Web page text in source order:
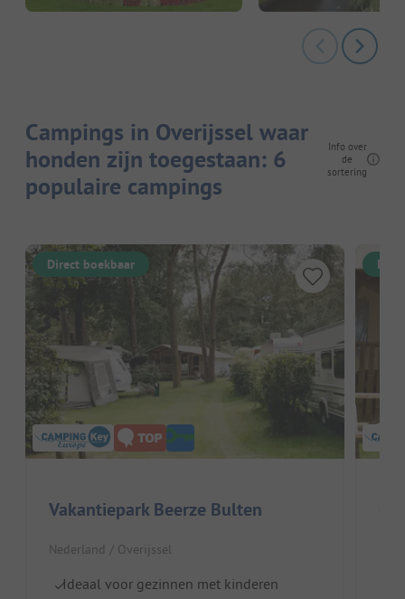
Campings in Overijssel waar
honden zijn toegestaan: 6
populaire campings
Info over
de
sortering
Direct boekbaar
Vakantiepark Beerze Bulten
Nederland / Overijssel
Ideaal voor gezinnen met kinderen